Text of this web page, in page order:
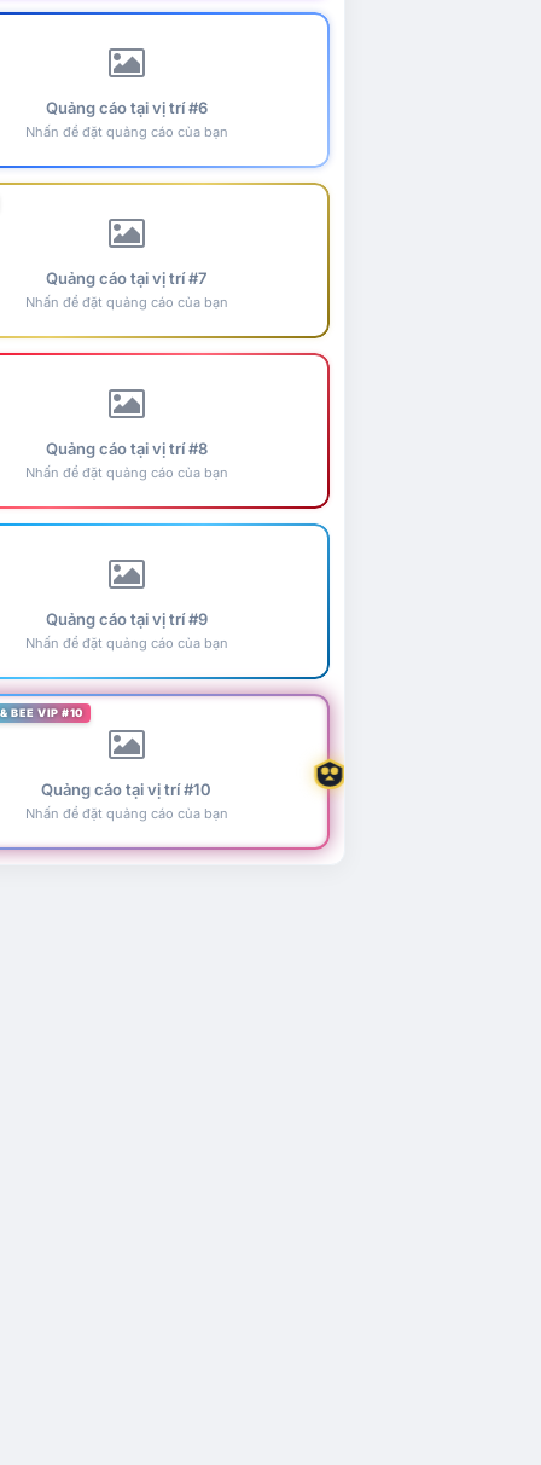
Quảng cáo tại vị trí #6
Nhấn để đặt quảng cáo của bạn
Quảng cáo tại vị trí #7
Nhấn để đặt quảng cáo của bạn
Quảng cáo tại vị trí #8
Nhấn để đặt quảng cáo của bạn
Quảng cáo tại vị trí #9
Nhấn để đặt quảng cáo của bạn
BEE VIP #10
Quảng cáo tại vị trí #10
Nhấn để đặt quảng cáo của bạn